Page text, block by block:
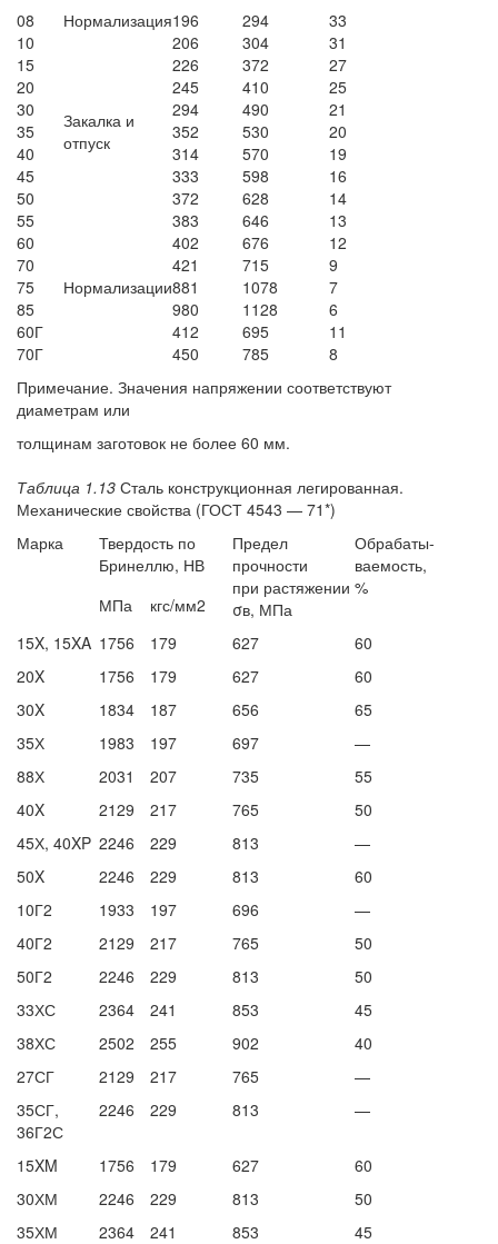
08
10
15
20
30
35
40
45
50
55
60
70
75
85
60Г
70Г
Нормализация196
206
226
245
294
352
314
333
372
383
402
421
881
980
412
450
294
304
372
410
490
530
570
598
628
646
676
715
1078
1128
695
785
33
31
27
25
21
20
19
16
14
13
12
9
7
6
11
8
Закалка и
отпуск
Нормализации
Примечание. Значения напряжении соответствуют
диаметрам или
толщинам заготовок не более 60 мм.
Таблица 1.13 Сталь конструкционная легированная.
Механические свойства (ГОСТ 4543 — 71*)
Марка
Твердость по
Бринеллю, НВ
Предел
прочности
при растяжении
σв, МПа
Обрабаты-
ваемость,
%
МПа
кгс/мм2
15X, 15XA 1756 179 627
60
20X
1756 179 627
60
30X
1834 187 656
65
35Х
1983 197 697
—
88Х
2031 207 735
55
40X
2129 217 765
50
45Х, 40XP 2246 229 813
—
50X
2246 229 813
60
10Г2
1933 197 696
—
40Г2
2129 217 765
50
50Г2
2246 229 813
50
33ХС
2364 241 853
45
38ХС
2502 255 902
40
27СГ
2129 217 765
—
35СГ,
36Г2С
2246 229 813 —
15XM 1756 179 627
60
30ХМ
2246 229 813
50
35ХМ
2364 241 853 45